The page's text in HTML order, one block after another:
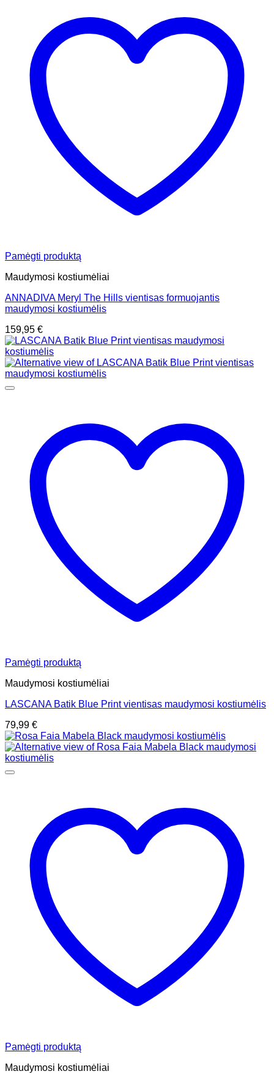
Pamėgti produktą
Maudymosi kostiumėliai
ANNADIVA Meryl The Hills vientisas formuojantis
maudymosi kostiumėlis
159,95 €
Pamėgti produktą
Maudymosi kostiumėliai
LASCANA Batik Blue Print vientisas maudymosi kostiumėlis
79,99 €
Pamėgti produktą
Maudymosi kostiumėliai